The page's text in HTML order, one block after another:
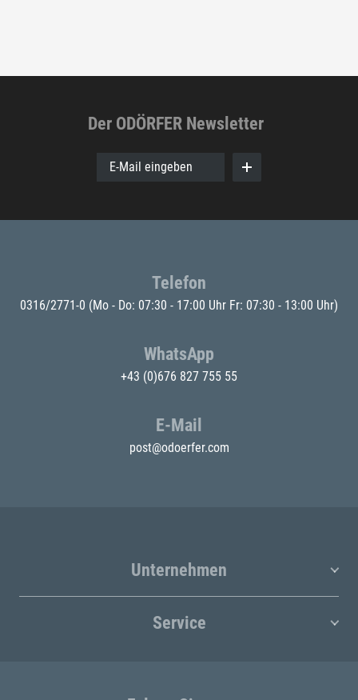
Der ODÖRFER Newsletter
E-Mail eingeben
Telefon
0316/2771-0 (Mo - Do: 07:30 - 17:00 Uhr Fr: 07:30 - 13:00 Uhr)
WhatsApp
+43 (0)676 827 755 55
E-Mail
post@odoerfer.com
Unternehmen
Service